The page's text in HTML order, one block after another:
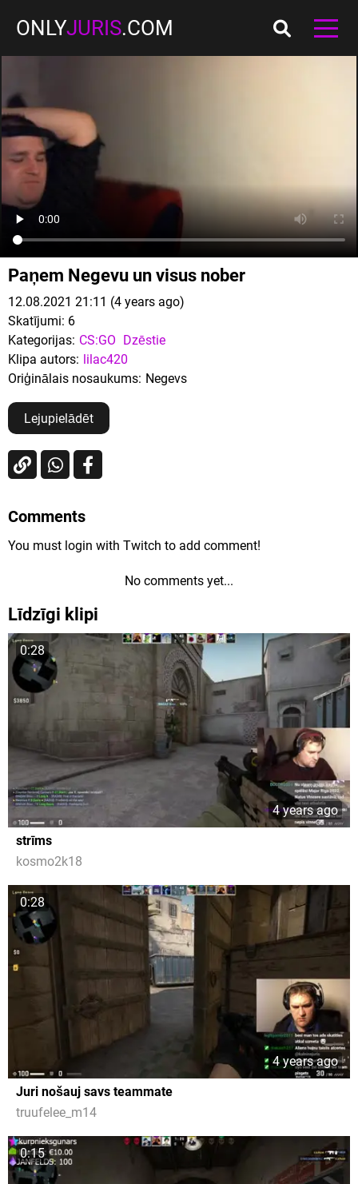
ONLYJURIS.COM
Paņem Negevu un visus nober
12.08.2021 21:11 (4 years ago)
Skatījumi: 6
Kategorijas: CS:GO Dzēstie
Klipa autors: lilac420
Oriģinālais nosaukums: Negevs
Lejupielādēt
Comments
You must login with Twitch to add comment!
No comments yet...
Līdzīgi klipi
0:28
4 years ago
strīms
kosmo2k18
0:28
4 years ago
Juri nošauj savs teammate
truufelee_m14
0:15